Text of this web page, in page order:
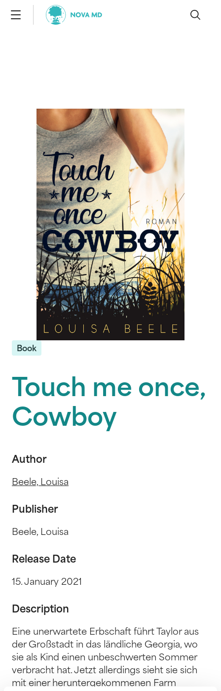
Book
Touch me once,
Cowboy
Author
Beele, Louisa
Publisher
Beele, Louisa
Release Date
15. January 2021
Description
Eine unerwartete Erbschaft führt Taylor aus
der Großstadt in das ländliche Georgia, wo
sie als Kind einen unbeschwerten Sommer
verbracht hat. Jetzt allerdings sieht sie sich
mit einer heruntergekommenen Farm